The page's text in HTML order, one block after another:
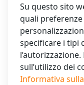
Su questo sito
quali preferenze
specificare i tipi
sull’utilizzo dei
Informativa